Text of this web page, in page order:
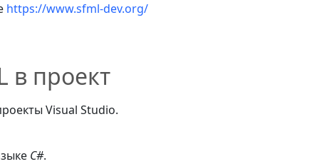
https://www.sfml-dev.org/
в проект
Visual Studio.
C#.